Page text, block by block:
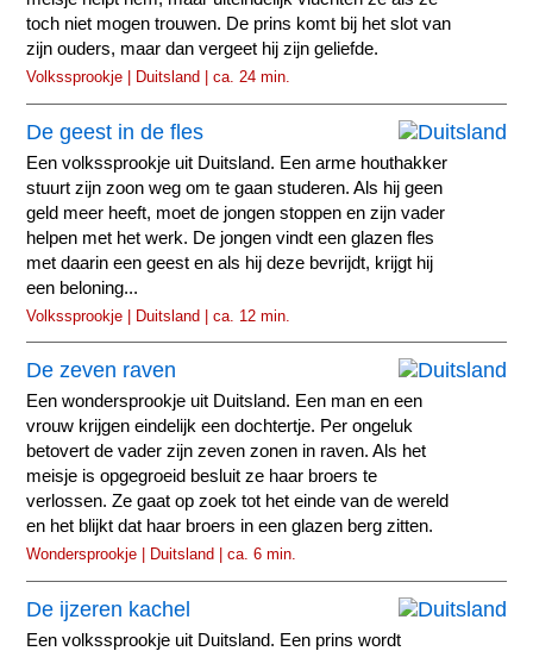
toch niet mogen trouwen. De prins komt bij het slot van
zijn ouders, maar dan vergeet hij zijn geliefde.
Volkssprookje | Duitsland | ca. 24 min.
De geest in de fles
Een volkssprookje uit Duitsland. Een arme houthakker
stuurt zijn zoon weg om te gaan studeren. Als hij geen
geld meer heeft, moet de jongen stoppen en zijn vader
helpen met het werk. De jongen vindt een glazen fles
met daarin een geest en als hij deze bevrijdt, krijgt hij
een beloning...
Volkssprookje | Duitsland | ca. 12 min.
De zeven raven
Een wondersprookje uit Duitsland. Een man en een
vrouw krijgen eindelijk een dochtertje. Per ongeluk
betovert de vader zijn zeven zonen in raven. Als het
meisje is opgegroeid besluit ze haar broers te
verlossen. Ze gaat op zoek tot het einde van de wereld
en het blijkt dat haar broers in een glazen berg zitten.
Wondersprookje | Duitsland | ca. 6 min.
De ijzeren kachel
Een volkssprookje uit Duitsland. Een prins wordt